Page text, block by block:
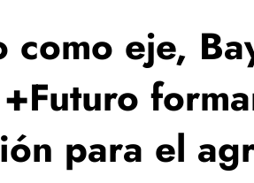
como eje,
para el